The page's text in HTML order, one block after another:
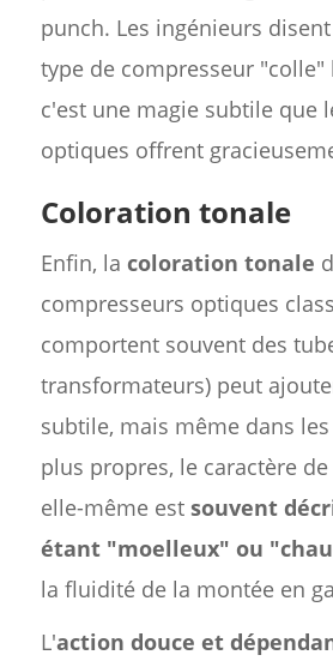
punch. Les ingénieurs
type de compresseur "colle"
c'est une magie subtile que
optiques offrent
Coloration tonale
Enfin, la coloration tonale
compresseurs optiques
comportent souvent des
transformateurs) peut
subtile, mais même dans
plus propres, le caractère
elle-même est souvent
étant "moelleux" ou
la fluidité de la montée en
L'action douce et